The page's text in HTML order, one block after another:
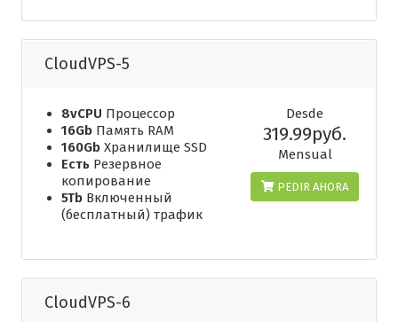
CloudVPS-5
8vCPU Процессор
16Gb Память RAM
160Gb Хранилище SSD
Есть Резервное
копирование
5Tb Включенный
(бесплатный) трафик
Desde
319.99руб.
Mensual
PEDIR AHORA
CloudVPS-6